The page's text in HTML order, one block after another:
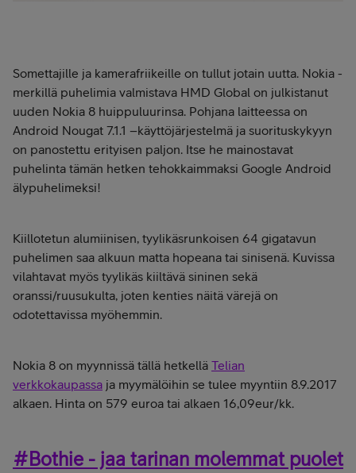
Somettajille ja kamerafriikeille on tullut jotain uutta. Nokia -
merkillä puhelimia valmistava HMD Global on julkistanut
uuden Nokia 8 huippuluurinsa. Pohjana laitteessa on
Android Nougat 7.1.1 –käyttöjärjestelmä ja suorituskykyyn
on panostettu erityisen paljon. Itse he mainostavat
puhelinta tämän hetken tehokkaimmaksi Google Android
älypuhelimeksi!
Kiillotetun alumiinisen, tyylikäsrunkoisen 64 gigatavun
puhelimen saa alkuun matta hopeana tai sinisenä. Kuvissa
vilahtavat myös tyylikäs kiiltävä sininen sekä
oranssi/ruusukulta, joten kenties näitä värejä on
odotettavissa myöhemmin.
Nokia 8 on myynnissä tällä hetkellä Telian
verkkokaupassa ja myymälöihin se tulee myyntiin 8.9.2017
alkaen. Hinta on 579 euroa tai alkaen 16,09eur/kk.
#Bothie - jaa tarinan molemmat puolet